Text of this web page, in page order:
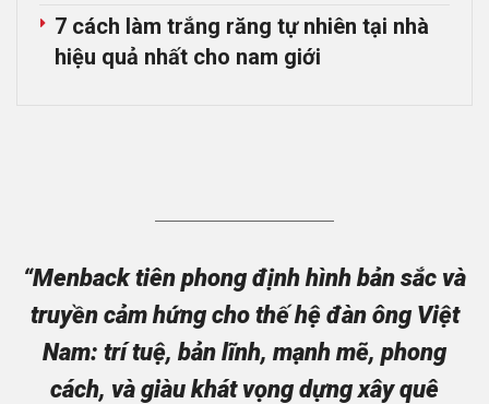
7 cách làm trắng răng tự nhiên tại nhà
hiệu quả nhất cho nam giới
“Menback tiên phong định hình bản sắc và
truyền cảm hứng cho thế hệ đàn ông Việt
Nam: trí tuệ, bản lĩnh, mạnh mẽ, phong
cách, và giàu khát vọng dựng xây quê